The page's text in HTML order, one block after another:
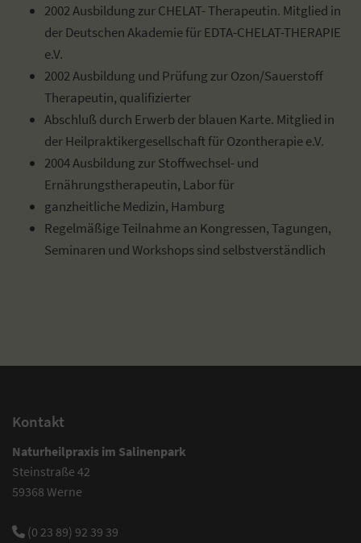
2002 Ausbildung zur CHELAT- Therapeutin. Mitglied in
der Deutschen Akademie für EDTA-CHELAT-THERAPIE
e.V.
2002 Ausbildung und Prüfung zur Ozon/Sauerstoff
Therapeutin, qualifizierter
Abschluß durch Erwerb der blauen Karte. Mitglied in
der Heilpraktikergesellschaft für Ozontherapie e.V.
2004 Ausbildung zur Stoffwechsel- und
Ernährungstherapeutin, Labor für
ganzheitliche Medizin, Hamburg
Regelmäßige Teilnahme an Kongressen, Tagungen,
Seminaren und Workshops sind selbstverständlich
Kontakt
Naturheilpraxis im Salinenpark
Steinstraße 42
59368 Werne
(0 23 89) 92 39 39